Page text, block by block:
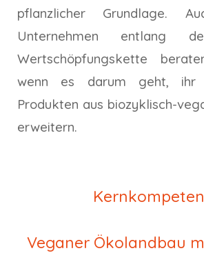
pflanzlicher Grundlage.
Unternehmen entlang
Wertschöpfungskette
wenn es darum geht, ihr
Produkten aus biozyklisch-
erweitern.
Veganer Ökolandbau